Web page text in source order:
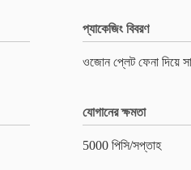
প্যাকেজিং বিবরণ
ওজোন প্লেট ফেনা দিয়ে
যোগানের ক্ষমতা
5000 পিসি/সপ্তাহ